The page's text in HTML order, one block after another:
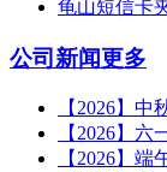
龟山短信卡
公司新闻更多
【2026】中
【2026】
【2026】端